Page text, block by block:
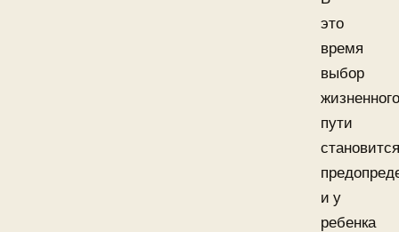
это
время
выбор
жизненного
пути
становится
и у
ребенка